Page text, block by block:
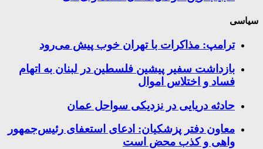
سیاسی
ترامپ: مذاکرات با تهران خوب پیش می‌رود
بازداشت سفیر پیشین فلسطین در لبنان به اتهام
فساد و اختلاس اموال
حادثه دریایی در نزدیکی سواحل عمان
معاون دفتر پزشکیان: ادعای استعفای رئیس‌جمهور
واهی و کذب محض است